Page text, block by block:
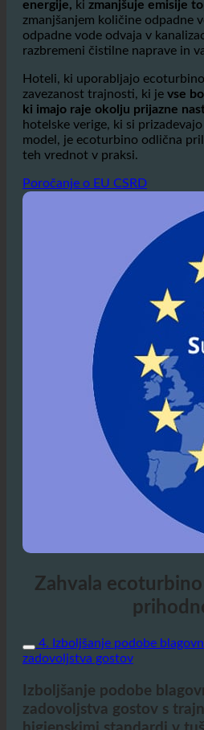
Po
zmanjšuje porabo tople
energije,
ki zmanjšuje emisije
zmanjšanjem količine odpadne
odpadne vode odvaja v
razbremeni čistilne naprave in
Hoteli, ki uporabljajo
zavezanost trajnosti, ki jevse
ki imajo raje okolju prijazne
hotelske verige, ki si
model, je ecoturbino odlična
teh vrednot v praksi.
4. Izboljšanje podobe
zadovoljstva gostov